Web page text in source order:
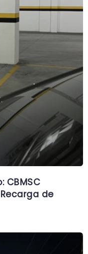
CBMSC
de